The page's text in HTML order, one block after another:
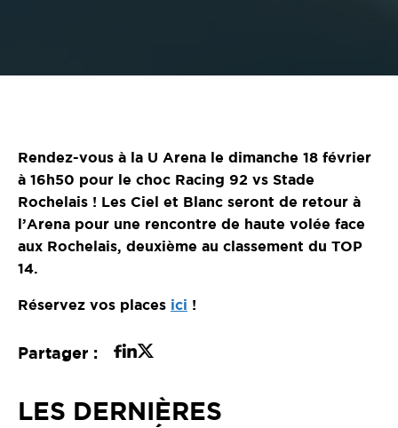
Rendez-vous à la U Arena le dimanche 18 février
à 16h50 pour le choc Racing 92 vs Stade
Rochelais ! Les Ciel et Blanc seront de retour à
l’Arena pour une rencontre de haute volée face
aux Rochelais, deuxième au classement du TOP
14.
Réservez vos places ici !
Partager :
LES DERNIÈRES